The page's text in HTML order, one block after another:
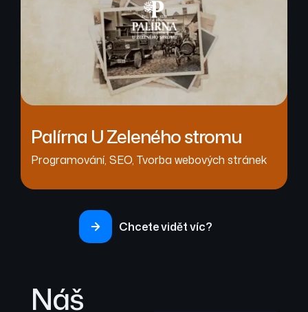
Palírna U Zeleného stromu
Programování, SEO, Tvorba webových stránek
Chcete vidět víc?
Náš